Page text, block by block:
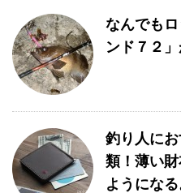
なんでも
ンド７２
釣り人に
類！薄い
ようにな